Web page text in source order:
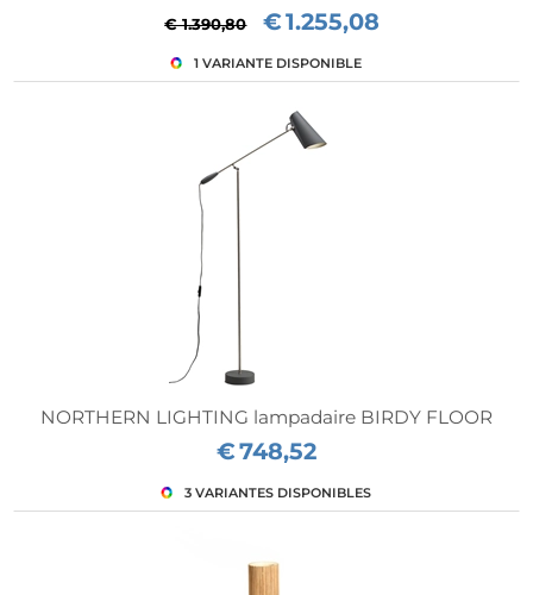
€ 1.390,80 €1.255,08
NORTHERN LIGHTING lampadaire BIRDY FLOOR
€748,52